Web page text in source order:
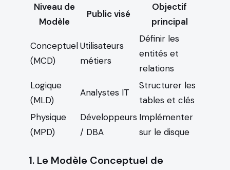
Niveau de
Modèle
Public visé
Objectif
principal
Conceptuel
(MCD)
Utilisateurs
métiers
Définir les
entités et
relations
Logique
(MLD)
Analystes IT
Structurer les
tables et clés
Physique
(MPD)
Développeurs
/ DBA
Implémenter
sur le disque
1. Le Modèle Conceptuel de